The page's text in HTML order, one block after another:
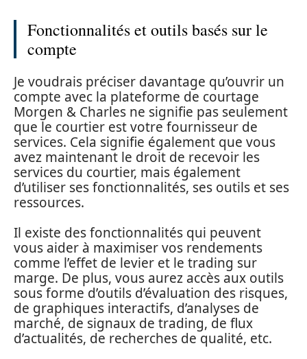
Fonctionnalités et outils basés sur le
compte
Je voudrais préciser davantage qu’ouvrir un
compte avec la plateforme de courtage
Morgen & Charles ne signifie pas seulement
que le courtier est votre fournisseur de
services. Cela signifie également que vous
avez maintenant le droit de recevoir les
services du courtier, mais également
d’utiliser ses fonctionnalités, ses outils et ses
ressources.
Il existe des fonctionnalités qui peuvent
vous aider à maximiser vos rendements
comme l’effet de levier et le trading sur
marge. De plus, vous aurez accès aux outils
sous forme d’outils d’évaluation des risques,
de graphiques interactifs, d’analyses de
marché, de signaux de trading, de flux
d’actualités, de recherches de qualité, etc.